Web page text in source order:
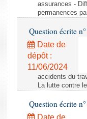
assurances -
permanences
Question écrite
Date de
dépôt :
11/06/2024
accidents du
La lutte contre
Question écrite
Date de